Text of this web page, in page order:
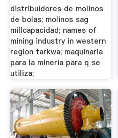
distribuidores de molinos
de bolas; molinos sag
millcapacidad; names of
mining industry in western
region tarkwa; maquinaria
para la mineria para q se
utiliza;